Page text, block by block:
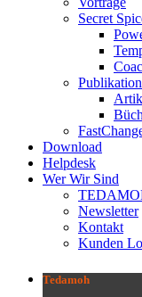
Secret
Download
Helpdesk
Wer Wir Sind
Newsletter
Kontakt
Kunden
Tedamoh